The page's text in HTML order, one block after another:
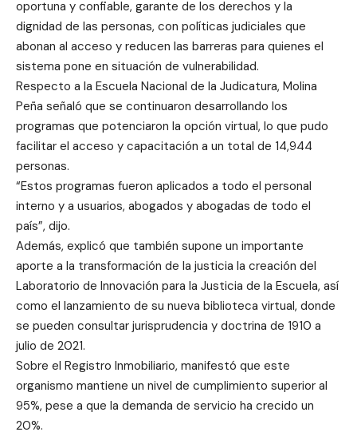
oportuna y confiable, garante de los derechos y la
dignidad de las personas, con políticas judiciales que
abonan al acceso y reducen las barreras para quienes el
sistema pone en situación de vulnerabilidad.
Respecto a la Escuela Nacional de la Judicatura, Molina
Peña señaló que se continuaron desarrollando los
programas que potenciaron la opción virtual, lo que pudo
facilitar el acceso y capacitación a un total de 14,944
personas.
“Estos programas fueron aplicados a todo el personal
interno y a usuarios, abogados y abogadas de todo el
país”, dijo.
Además, explicó que también supone un importante
aporte a la transformación de la justicia la creación del
Laboratorio de Innovación para la Justicia de la Escuela, así
como el lanzamiento de su nueva biblioteca virtual, donde
se pueden consultar jurisprudencia y doctrina de 1910 a
julio de 2021.
Sobre el Registro Inmobiliario, manifestó que este
organismo mantiene un nivel de cumplimiento superior al
95%, pese a que la demanda de servicio ha crecido un
20%.